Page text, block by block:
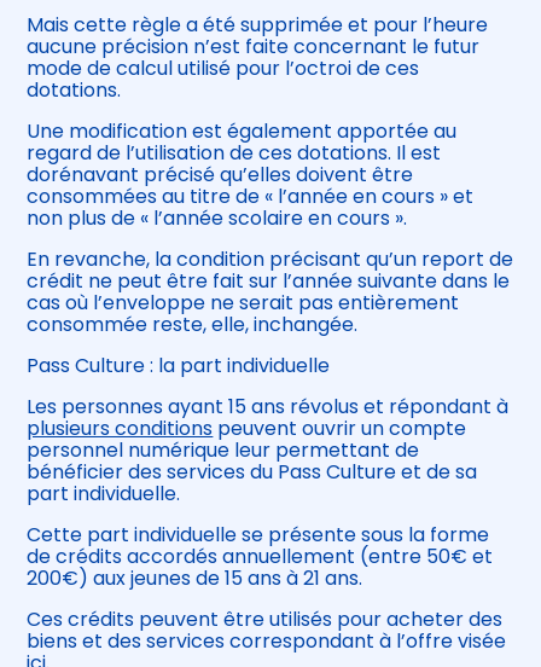
Mais cette règle a été supprimée et pour l’heure
aucune précision n’est faite concernant le futur
mode de calcul utilisé pour l’octroi de ces
dotations.
Une modification est également apportée au
regard de l’utilisation de ces dotations. Il est
dorénavant précisé qu’elles doivent être
consommées au titre de « l’année en cours » et
non plus de « l’année scolaire en cours ».
En revanche, la condition précisant qu’un report de
crédit ne peut être fait sur l’année suivante dans le
cas où l’enveloppe ne serait pas entièrement
consommée reste, elle, inchangée.
Pass Culture : la part individuelle
Les personnes ayant 15 ans révolus et répondant à
plusieurs conditions peuvent ouvrir un compte
personnel numérique leur permettant de
bénéficier des services du Pass Culture et de sa
part individuelle.
Cette part individuelle se présente sous la forme
de crédits accordés annuellement (entre 50€ et
200€) aux jeunes de 15 ans à 21 ans.
Ces crédits peuvent être utilisés pour acheter des
biens et des services correspondant à l’offre visée